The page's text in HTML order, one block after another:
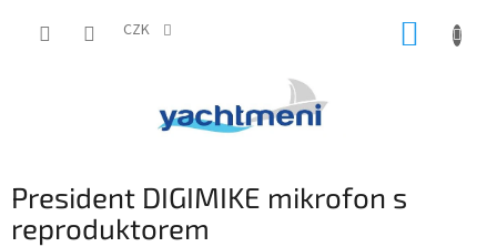
CZK
President DIGIMIKE mikrofon s
reproduktorem